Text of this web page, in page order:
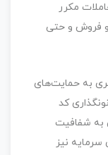
مکرر
و فروش و حتی
به حمایت‌های
کد
به شفافیت
نیز